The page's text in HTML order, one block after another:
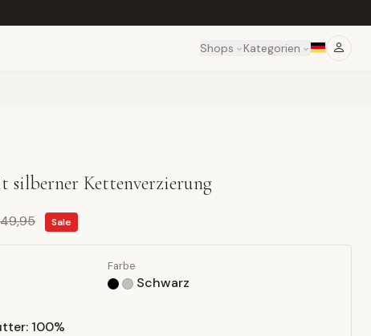
Shops Kategorien
silberner Kettenverzierung
Sale
Farbe
Schwarz
100%